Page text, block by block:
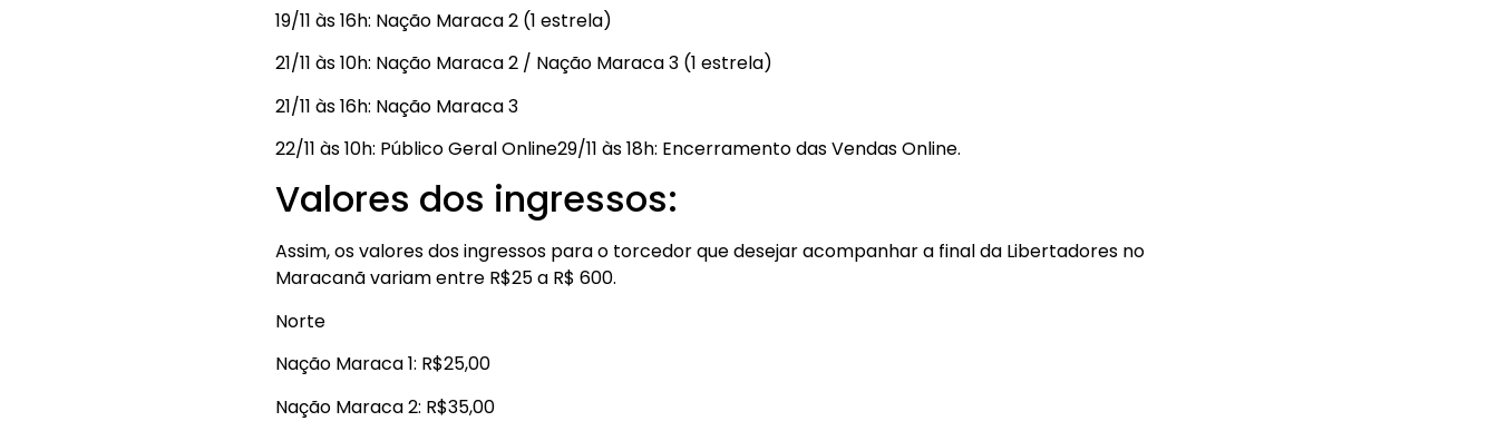
19/11 às 16h: Nação Maraca 2 (1 estrela)
21/11 às 10h: Nação Maraca 2 / Nação Maraca 3 (1 estrela)
21/11 às 16h: Nação Maraca 3
22/11 às 10h: Público Geral Online29/11 às 18h: Encerramento das Vendas Online.
Valores dos ingressos:
Assim, os valores dos ingressos para o torcedor que desejar acompanhar a final da Libertadores no
Maracanã variam entre R$25 a R$ 600.
Norte
Nação Maraca 1: R$25,00
Nação Maraca 2: R$35,00